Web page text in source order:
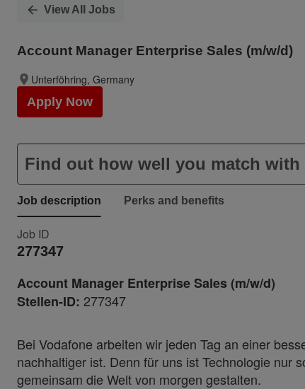
View All Jobs
Account Manager Enterprise Sales (m/w/d)
Unterföhring, Germany
Apply Now
Find out how well you match
Job description Perks and benefits
Job ID
277347
Account Manager Enterprise Sales (m/w/d)
Stellen-ID: 277347
Bei Vodafone arbeiten wir jeden Tag an einer
nachhaltiger ist. Denn für uns ist Technologie nur
gemeinsam die Welt von morgen gestalten.